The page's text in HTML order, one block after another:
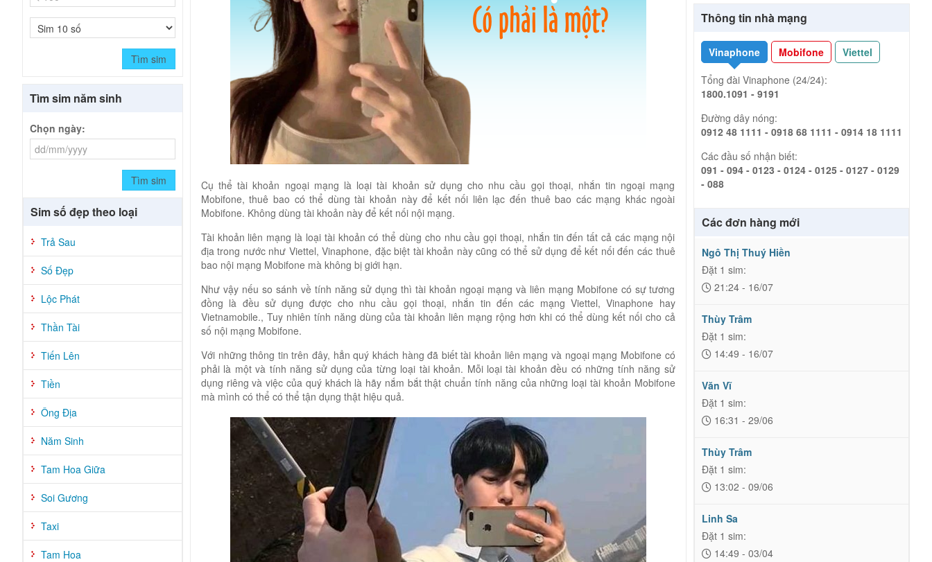
Cụ thể tài khoản ngoại mạng là loại tài khoản sử dụng cho nhu cầu gọi thoại, nhắn tin ngoại mạng
Mobifone, thuê bao có thể dùng tài khoản này để kết nối liên lạc đến thuê bao các mạng khác ngoài
Mobifone. Không dùng tài khoản này để kết nối nội mạng.
Tài khoản liên mạng là loại tài khoản có thể dùng cho nhu cầu gọi thoại, nhắn tin đến tất cả các mạng nội
địa trong nước như Viettel, Vinaphone, đặc biệt tài khoản này cũng có thể sử dụng để kết nối đến các thuê
bao nội mạng Mobifone mà không bị giới hạn.
Như vậy nếu so sánh về tính năng sử dụng thì tài khoản ngoại mạng và liên mạng Mobifone có sự tương
đồng là đều sử dụng được cho nhu cầu gọi thoại, nhắn tin đến các mạng Viettel, Vinaphone hay
Vietnamobile., Tuy nhiên tính năng dùng của tài khoản liên mạng rộng hơn khi có thể dùng kết nối cho cả
số nội mạng Mobifone.
Với những thông tin trên đây, hẳn quý khách hàng đã biết tài khoản liên mạng và ngoại mạng Mobifone có
phải là một và tính năng sử dụng của từng loại tài khoản. Mỗi loại tài khoản đều có những tính năng sử
dụng riêng và việc của quý khách là hãy nắm bắt thật chuẩn tính năng của những loại tài khoản Mobifone
mà mình có thể có thể tận dụng thật hiệu quả.
Tìm sim
Tìm sim năm sinh
Chọn ngày:
Tìm sim
Sim số đẹp theo loại
Trả Sau
Số Đẹp
Lộc Phát
Thần Tài
Tiến Lên
Tiền
Ông Địa
Năm Sinh
Tam Hoa Giữa
Soi Gương
Taxi
Tam Hoa
Thông tin nhà mạng
Vinaphone Mobifone
Viettel
Tổng đài Vinaphone (24/24):
1800.1091 - 9191
Đường dây nóng:
0912 48 1111 - 0918 68 1111 - 0914 18 1111
Các đầu số nhận biết:
091 - 094 - 0123 - 0124 - 0125 - 0127 - 0129
- 088
Các đơn hàng mới
Ngô Thị Thuý Hiền
Đặt 1 sim:
21:24 - 16/07
Thùy Trâm
Đặt 1 sim:
14:49 - 16/07
Văn Vĩ
Đặt 1 sim:
16:31 - 29/06
Thùy Trâm
Đặt 1 sim:
13:02 - 09/06
Linh Sa
Đặt 1 sim:
14:49 - 03/04